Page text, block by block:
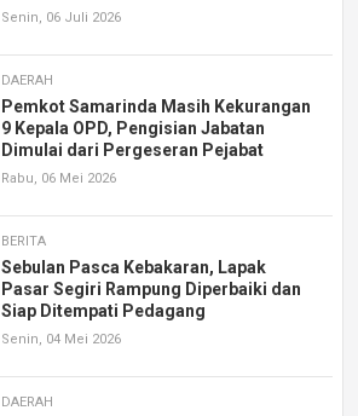
Senin, 06 Juli 2026
DAERAH
Pemkot Samarinda Masih Kekurangan
9 Kepala OPD, Pengisian Jabatan
Dimulai dari Pergeseran Pejabat
Rabu, 06 Mei 2026
BERITA
Sebulan Pasca Kebakaran, Lapak
Pasar Segiri Rampung Diperbaiki dan
Siap Ditempati Pedagang
Senin, 04 Mei 2026
DAERAH